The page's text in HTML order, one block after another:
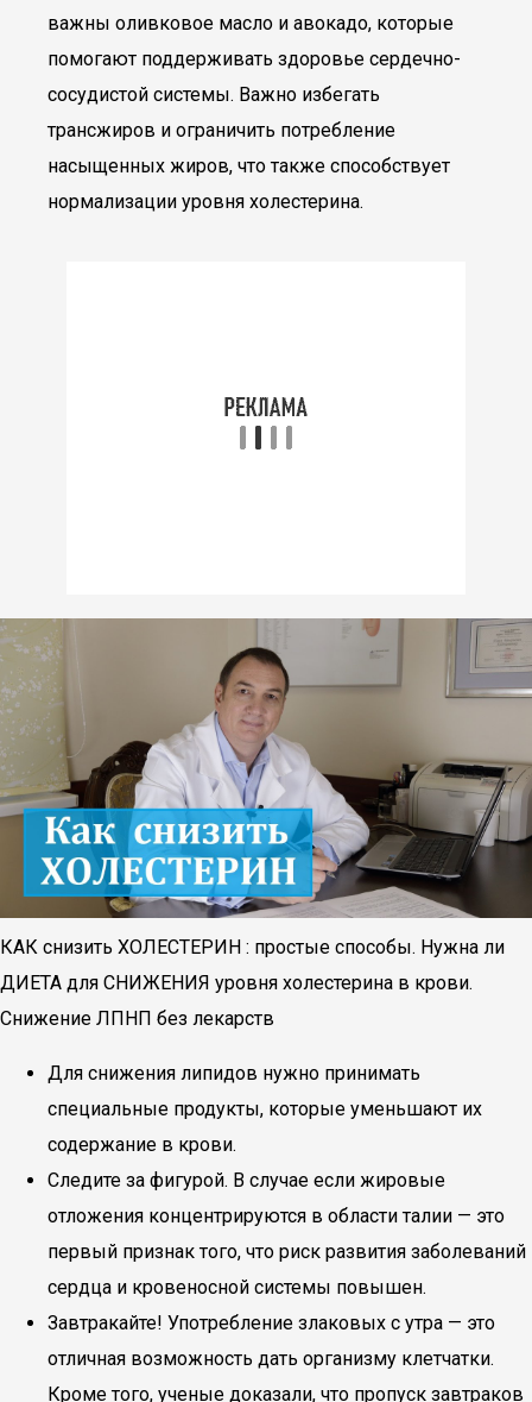
важны оливковое масло и авокадо, которые
помогают поддерживать здоровье сердечно-
сосудистой системы. Важно избегать
трансжиров и ограничить потребление
насыщенных жиров, что также способствует
нормализации уровня холестерина.
КАК снизить ХОЛЕСТЕРИН : простые способы. Нужна ли
ДИЕТА для СНИЖЕНИЯ уровня холестерина в крови.
Снижение ЛПНП без лекарств
Для снижения липидов нужно принимать
специальные продукты, которые уменьшают их
содержание в крови.
Следите за фигурой. В случае если жировые
отложения концентрируются в области талии — это
первый признак того, что риск развития заболеваний
сердца и кровеносной системы повышен.
Завтракайте! Употребление злаковых с утра — это
отличная возможность дать организму клетчатки.
Кроме того, ученые доказали, что пропуск завтраков